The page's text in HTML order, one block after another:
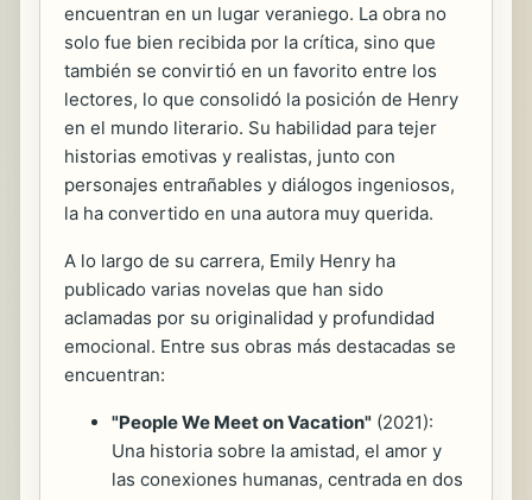
encuentran en un lugar veraniego. La obra no
solo fue bien recibida por la crítica, sino que
también se convirtió en un favorito entre los
lectores, lo que consolidó la posición de Henry
en el mundo literario. Su habilidad para tejer
historias emotivas y realistas, junto con
personajes entrañables y diálogos ingeniosos,
la ha convertido en una autora muy querida.
A lo largo de su carrera, Emily Henry ha
publicado varias novelas que han sido
aclamadas por su originalidad y profundidad
emocional. Entre sus obras más destacadas se
encuentran:
"People We Meet on Vacation" (2021):
Una historia sobre la amistad, el amor y
las conexiones humanas, centrada en dos